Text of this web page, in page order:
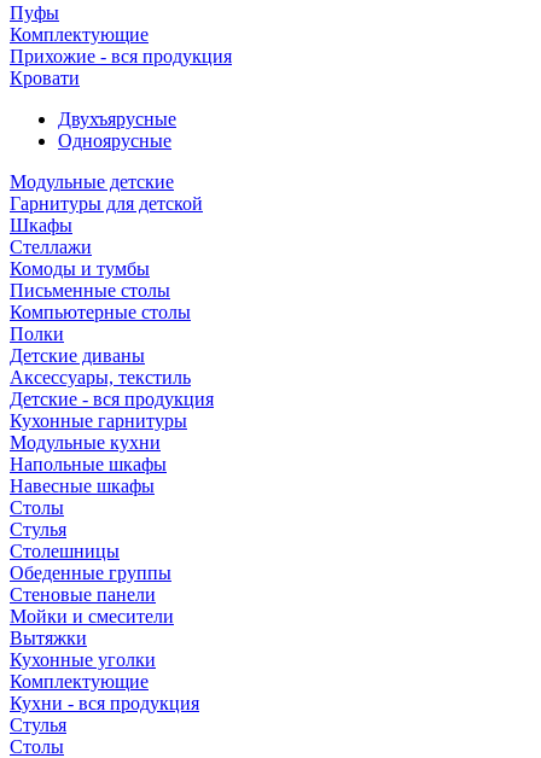
Пуфы
Комплектующие
Прихожие - вся продукция
Кровати
Двухъярусные
Одноярусные
Модульные детские
Гарнитуры для детской
Шкафы
Стеллажи
Комоды и тумбы
Письменные столы
Компьютерные столы
Полки
Детские диваны
Аксессуары, текстиль
Детские - вся продукция
Кухонные гарнитуры
Модульные кухни
Напольные шкафы
Навесные шкафы
Столы
Стулья
Столешницы
Обеденные группы
Стеновые панели
Мойки и смесители
Вытяжки
Кухонные уголки
Комплектующие
Кухни - вся продукция
Стулья
Столы